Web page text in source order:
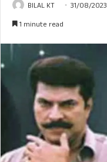
BILAL KT 31/08/2023
1 minute read